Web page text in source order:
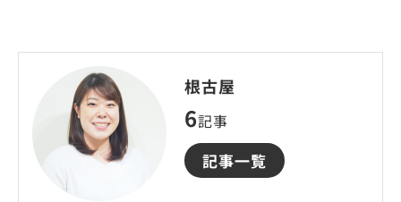
根古屋
6記事
記事一覧